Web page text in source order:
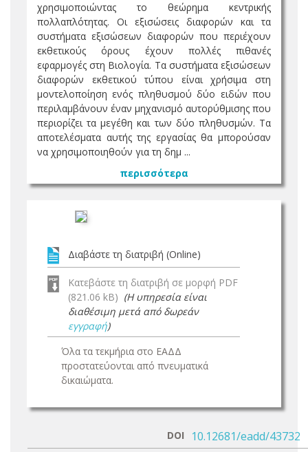
χρησιμοποιώντας το θεώρημα κεντρικής
πολλαπλότητας. Οι εξισώσεις διαφορών και τα
συστήματα εξισώσεων διαφορών που περιέχουν
εκθετικούς όρους έχουν πολλές πιθανές
εφαρμογές στη Βιολογία. Τα συστήματα εξισώσεων
διαφορών εκθετικού τύπου είναι χρήσιμα στη
μοντελοποίηση ενός πληθυσμού δύο ειδών που
περιλαμβάνουν έναν μηχανισμό αυτορύθμισης που
περιορίζει τα μεγέθη και των δύο πληθυσμών. Τα
αποτελέσματα αυτής της εργασίας θα μπορούσαν
να χρησιμοποιηθούν για τη δημ ...
περισσότερα
Διαβάστε τη διατριβή (Online)
Κατεβάστε τη διατριβή σε μορφή PDF
(821.06 kB) (Η υπηρεσία είναι
διαθέσιμη μετά από δωρεάν
εγγραφή)
Όλα τα τεκμήρια στο ΕΑΔΔ
προστατεύονται από πνευματικά
δικαιώματα.
DOI 10.12681/eadd/43732